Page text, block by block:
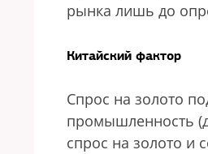
рынка лишь до
Китайский фактор
Спрос на золото
промышленность
спрос на золото и